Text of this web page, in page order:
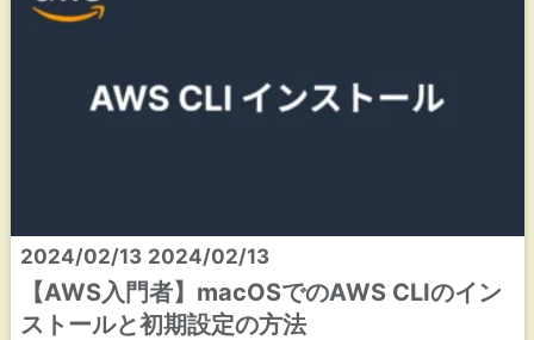
2024/02/13 2024/02/13
【AWS入門者】macOSでのAWS CLIのイン
ストールと初期設定の方法